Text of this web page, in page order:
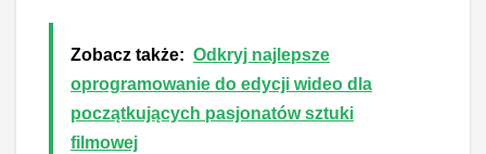
Zobacz także: Odkryj najlepsze
oprogramowanie do edycji wideo dla
początkujących pasjonatów sztuki
filmowej